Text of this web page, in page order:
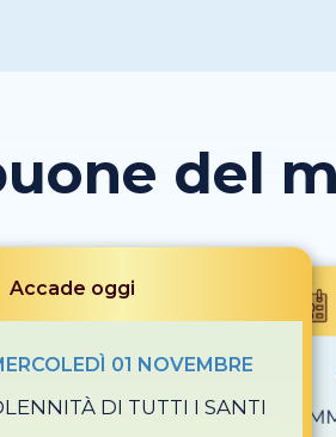
del
Accade oggi
01 NOVEMBRE
DI TUTTI I SANTI